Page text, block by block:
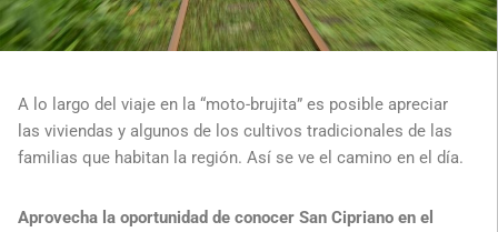
A lo largo del viaje en la “moto-brujita” es posible apreciar
las viviendas y algunos de los cultivos tradicionales de las
familias que habitan la región. Así se ve el camino en el día.
Aprovecha la oportunidad de conocer San Cipriano en el